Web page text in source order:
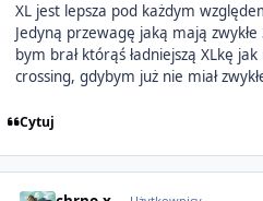
XL jest lepsza pod każdym
Jedyną przewagę jaką mają
bym brał którąś ładniejszą XLkę
crossing, gdybym już nie miał
Cytuj